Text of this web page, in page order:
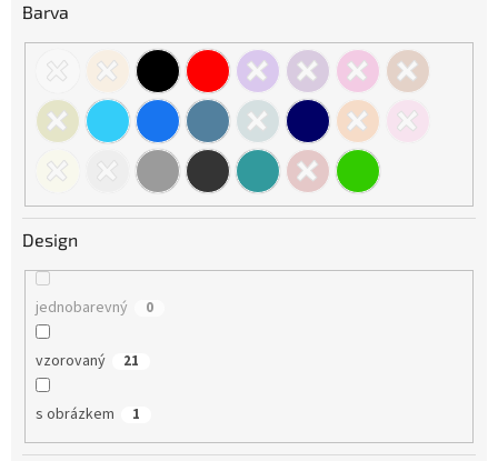
Barva
Design
jednobarevný 0
vzorovaný 21
s obrázkem 1